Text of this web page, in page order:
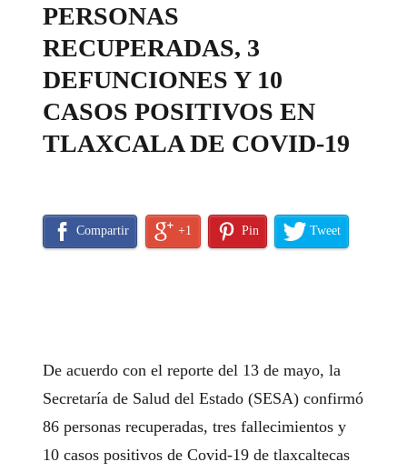
PERSONAS
RECUPERADAS, 3
DEFUNCIONES Y 10
CASOS POSITIVOS EN
TLAXCALA DE COVID-19
Compartir +1 Pin Tweet
De acuerdo con el reporte del 13 de mayo, la
Secretaría de Salud del Estado (SESA) confirmó
86 personas recuperadas, tres fallecimientos y
10 casos positivos de Covid-19 de tlaxcaltecas